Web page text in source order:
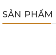
SẢN PHẨM